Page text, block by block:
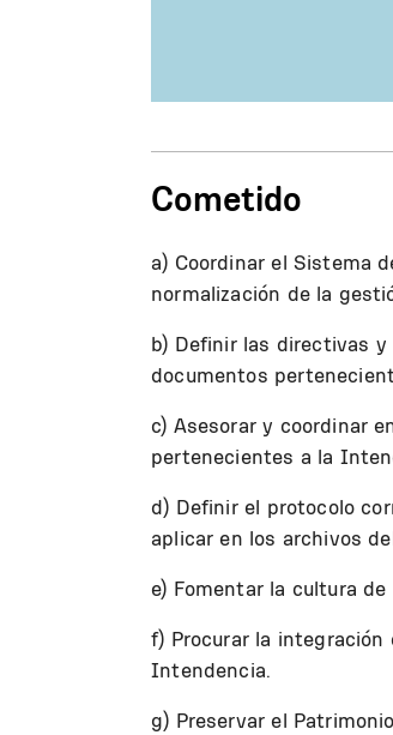
Cometido
a) Coordinar el Sistema
normalización de la
b) Definir las directivas
documentos
c) Asesorar y coordinar
pertenecientes a la
d) Definir el protocolo
aplicar en los archivos
e) Fomentar la cultura
f) Procurar la integración
Intendencia.
g) Preservar el